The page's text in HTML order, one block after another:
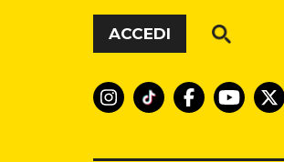
Vai al contenuto
ACCEDI